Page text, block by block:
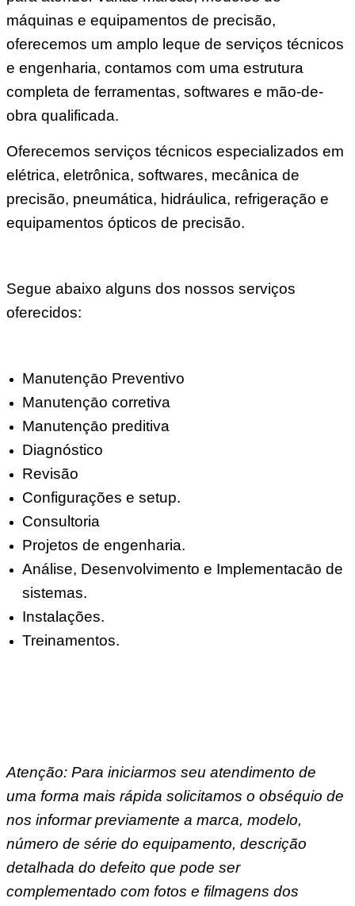
máquinas e equipamentos de precisão,
oferecemos um amplo leque de serviços técnicos
e engenharia, contamos com uma estrutura
completa de ferramentas, softwares e mão-de-
obra qualificada.
Oferecemos serviços técnicos especializados em
elétrica, eletrônica, softwares, mecânica de
precisão, pneumática, hidráulica, refrigeração e
equipamentos ópticos de precisão.
Segue abaixo alguns dos nossos serviços
oferecidos:
Manutençāo Preventivo
Manutençāo corretiva
Manutençāo preditiva
Diagnóstico
Revisão
Configurações e setup.
Consultoria
Projetos de engenharia.
Análise, Desenvolvimento e Implementacāo de
sistemas.
Instalações.
Treinamentos.
Atenção: Para iniciarmos seu atendimento de
uma forma mais rápida solicitamos o obséquio de
nos informar previamente a marca, modelo,
número de série do equipamento, descrição
detalhada do defeito que pode ser
complementado com fotos e filmagens dos